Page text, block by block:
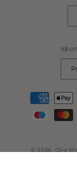
Métodos
pagamento
© 2026, Olio